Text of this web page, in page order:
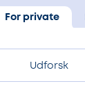
For private
Udforsk